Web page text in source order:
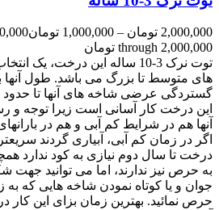
2,000,000 تومان –
1,000,000 تومان
through 2,000,000 تومان
توت نرک 3-10 ساله این درخت،
این درخت کار آسانی است زیرا توجه و
آنها هم در شرایط کم آبی و هم در
اگر در زمان کم آبی، آبیاری گردند
درخت تا سال دوم نیازی به کود ندارد
به حرص نیز ندارند، اما می توانید
جوان و یا کوتاه نمودن شاخه هایی که به
حرص نمائید. بهترین زمان بزای این کار